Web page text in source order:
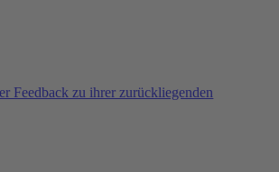
Feedback zu ihrer zurückliegenden